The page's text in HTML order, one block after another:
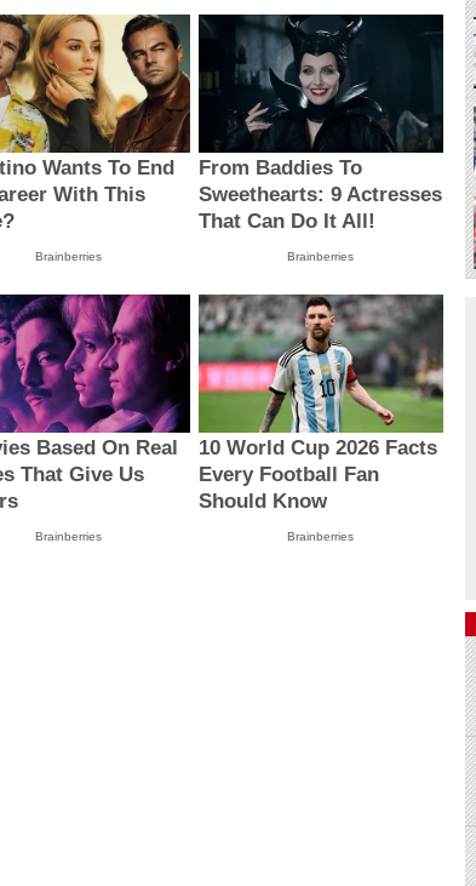
Wants To End
With This
Brainberries
From Baddies To
Sweethearts: 9 Actresses
That Can Do It All!
Brainberries
Based On Real
That Give Us
Brainberries
10 World Cup 2026 Facts
Every Football Fan
Should Know
Brainberries